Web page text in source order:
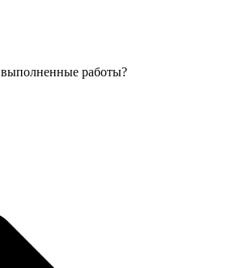
выполненные работы?